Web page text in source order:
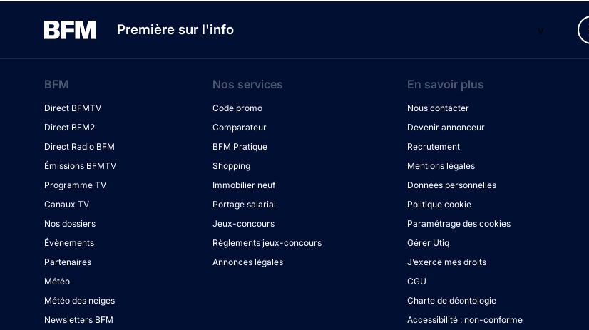
Première sur l'info v
BFM
Direct BFMTV
Direct BFM2
Direct Radio BFM
Émissions BFMTV
Programme TV
Canaux TV
Nos dossiers
Évènements
Partenaires
Météo
Météo des neiges
Newsletters BFM
Nos services
Code promo
Comparateur
BFM Pratique
Shopping
Immobilier neuf
Portage salarial
Jeux-concours
Règlements jeux-concours
Annonces légales
En savoir plus
Nous contacter
Devenir annonceur
Recrutement
Mentions légales
Données personnelles
Politique cookie
Paramétrage des cookies
Gérer Utiq
J’exerce mes droits
CGU
Charte de déontologie
Accessibilité : non-conforme